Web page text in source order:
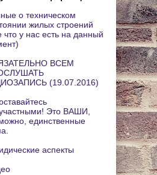
о техническом
жилых строений
что у нас есть на данный
ВСЕМ
(19.07.2016)
Это ВАШИ,
единственные
аспекты